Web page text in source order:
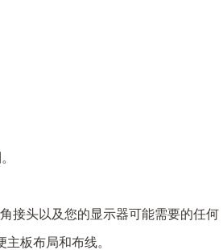
接头以及您的显示器可能需要的任何
板布局和布线。